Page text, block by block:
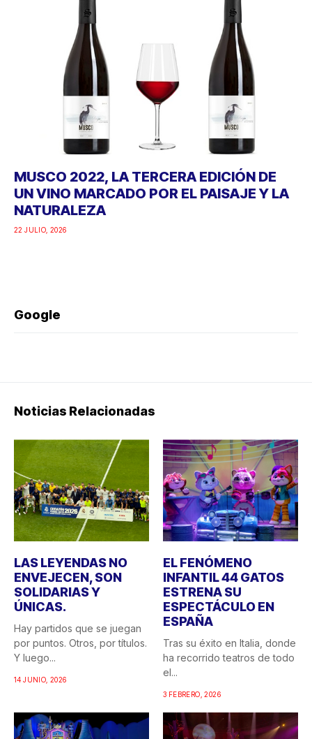
MUSCO 2022, LA TERCERA EDICIÓN DE
UN VINO MARCADO POR EL PAISAJE Y LA
NATURALEZA
22 JULIO, 2026
Google
Noticias Relacionadas
LAS LEYENDAS NO
ENVEJECEN, SON
SOLIDARIAS Y
ÚNICAS.
Hay partidos que se juegan
por puntos. Otros, por títulos.
Y luego...
14 JUNIO, 2026
EL FENÓMENO
INFANTIL 44 GATOS
ESTRENA SU
ESPECTÁCULO EN
ESPAÑA
Tras su éxito en Italia, donde
ha recorrido teatros de todo
el...
3 FEBRERO, 2026